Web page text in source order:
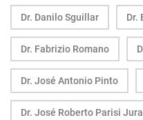
Dr. Danilo Sguillar Dr.
Dr. Fabrizio Romano
Dr. José Antonio Pinto
Dr. José Roberto Parisi